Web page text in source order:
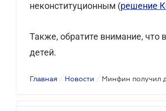
неконституционным (решение
Также, обратите внимание, что
детей.
Главная / Новости /